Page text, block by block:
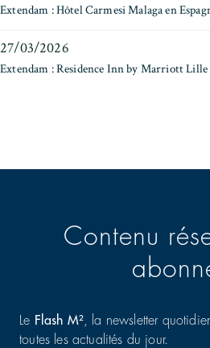
Extendam : Hôtel Carmesi Malaga en
27/03/2026
Extendam : Residence Inn by Marriott Lille
Contenu
Le Flash M², la newsletter
toutes les actualités du jour.